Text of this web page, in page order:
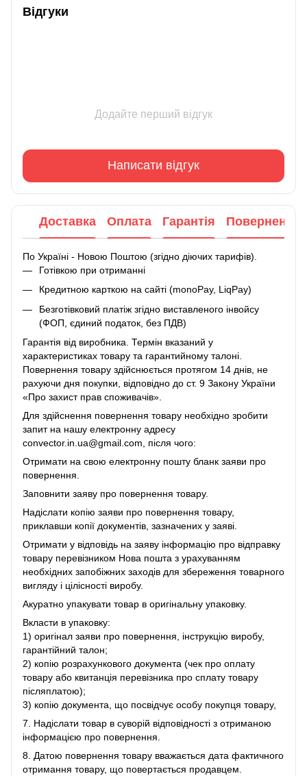
Відгуки
Додайте перший відгук
Написати відгук
Доставка Оплата Гарантія Повернення
По Україні - Новою Поштою (згідно діючих тарифів).
Готівкою при отриманні
Кредитною карткою на сайті (monoPay, LiqPay)
Безготівковий платіж згідно виставленого інвойсу
(ФОП, єдиний податок, без ПДВ)
Гарантія від виробника. Термін вказаний у
характеристиках товару та гарантийному талоні.
Повернення товару здійснюється протягом 14 днів, не
рахуючи дня покупки, відповідно до ст. 9 Закону України
«Про захист прав споживачів».
Для здійснення повернення товару необхідно зробити
запит на нашу електронну адресу
convector.in.ua@gmail.com, після чого:
Отримати на свою електронну пошту бланк заяви про
повернення.
Заповнити заяву про повернення товару.
Надіслати копію заяви про повернення товару,
приклавши копії документів, зазначених у заяві.
Отримати у відповідь на заяву інформацію про відправку
товару перевізником Нова пошта з урахуванням
необхідних запобіжних заходів для збереження товарного
вигляду і цілісності виробу.
Акуратно упакувати товар в оригінальну упаковку.
Вкласти в упаковку:
1) оригінал заяви про повернення, інструкцію виробу,
гарантійний талон;
2) копію розрахункового документа (чек про оплату
товару або квитанція перевізника про сплату товару
післяплатою);
3) копію документа, що посвідчує особу покупця товару,
7. Надіслати товар в суворій відповідності з отриманою
інформацією про повернення.
8. Датою повернення товару вважається дата фактичного
отримання товару, що повертається продавцем.